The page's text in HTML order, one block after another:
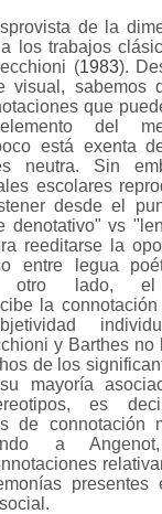
de la
los trabajos
(1983).
visual, sabemos
que
del
está exenta
neutra. Sin
escolares
desde el
denotativo" vs
reedi­tarse la
entre legua
otro lado,
la
y Barthes no
de los
mayoría
es
de connotación
a
presentes